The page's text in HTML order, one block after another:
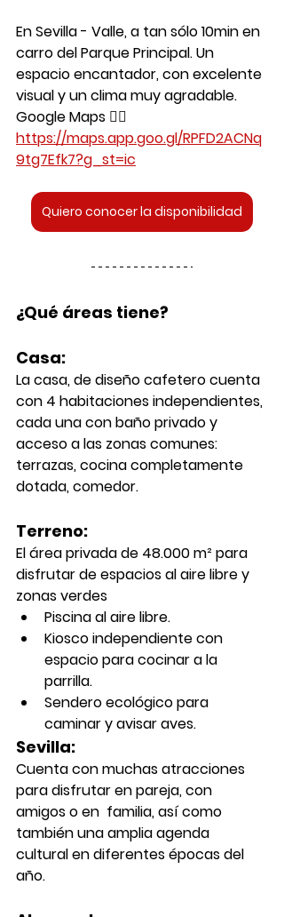
En Sevilla - Valle, a tan sólo 10min en
carro del Parque Principal. Un
espacio encantador, con excelente
visual y un clima muy agradable.
Google Maps 👉🏻
https://maps.app.goo.gl/RPFD2ACNq
9tg7Efk7?g_st=ic
Quiero conocer la disponibilidad
¿Qué áreas tiene?
Casa:
La casa, de diseño cafetero cuenta
con 4 habitaciones independientes,
cada una con baño privado y
acceso a las zonas comunes:
terrazas, cocina completamente
dotada, comedor.
Terreno:
El área privada de 48.000 m² para
disfrutar de espacios al aire libre y
zonas verdes
Piscina al aire libre.
Kiosco independiente con
espacio para cocinar a la
parrilla.
Sendero ecológico para
caminar y avisar aves.
Sevilla:
Cuenta con muchas atracciones
para disfrutar en pareja, con
amigos o en  familia, así como
también una amplia agenda
cultural en diferentes épocas del
año.